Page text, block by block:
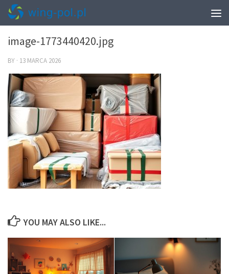
0
image-1773440420.jpg
BY · 13 MARCA 2026
YOU MAY ALSO LIKE...